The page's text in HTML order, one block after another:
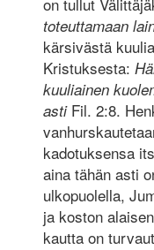
toteuttamaan
kärsivästä
Kristuksesta:
kuuliainen
astiFil. 2:8.
kadotuksensa
aina tähän asti
ulkopuolella,
ja koston
kautta on